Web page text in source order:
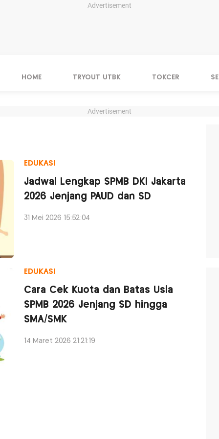
Advertisement
HOME TRYOUT UTBK TOKCER
Advertisement
EDUKASI
Jadwal Lengkap SPMB DKI Jakarta
2026 Jenjang PAUD dan SD
31 Mei 2026 15:52:04
EDUKASI
Cara Cek Kuota dan Batas Usia
SPMB 2026 Jenjang SD hingga
SMA/SMK
14 Maret 2026 21:21:19